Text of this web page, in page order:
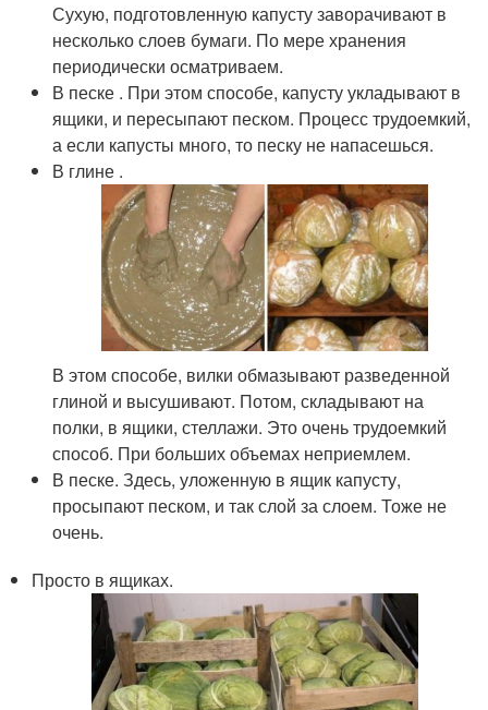
Сухую, подготовленную капусту заворачивают в
несколько слоев бумаги. По мере хранения
периодически осматриваем.
В песке . При этом способе, капусту укладывают в
ящики, и пересыпают песком. Процесс трудоемкий,
а если капусты много, то песку не напасешься.
В глине .
В этом способе, вилки обмазывают разведенной
глиной и высушивают. Потом, складывают на
полки, в ящики, стеллажи. Это очень трудоемкий
способ. При больших объемах неприемлем.
В песке. Здесь, уложенную в ящик капусту,
просыпают песком, и так слой за слоем. Тоже не
очень.
Просто в ящиках.